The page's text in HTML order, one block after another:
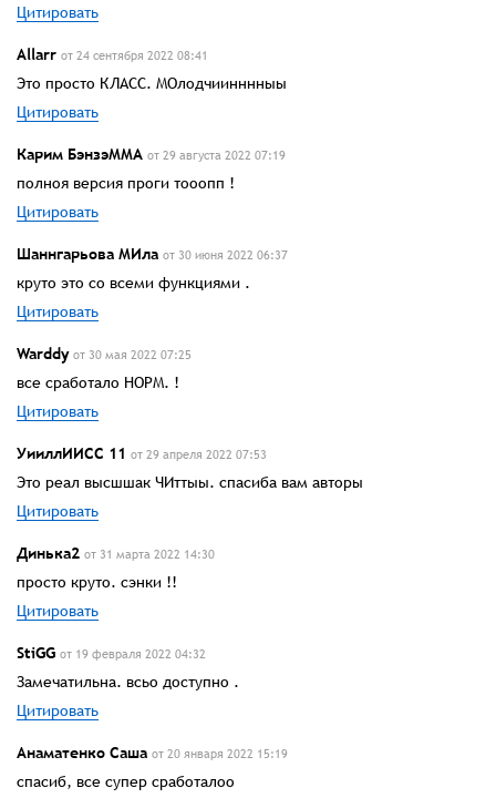
Цитировать
Allarr от 24 сентября 2022 08:41
Это просто КЛАСС. МОлодчиинннныы
Цитировать
Карим БэнзэММА от 29 августа 2022 07:19
полноя версия проги тооопп !
Цитировать
Шаннгарьова МИла от 30 июня 2022 06:37
круто это со всеми функциями .
Цитировать
Warddy от 30 мая 2022 07:25
все сработало НОРМ. !
Цитировать
УииллИИСС 11 от 29 апреля 2022 07:53
Это реал высшшак ЧИттыы. спасиба вам авторы
Цитировать
Динька2 от 31 марта 2022 14:30
просто круто. сэнки !!
Цитировать
StiGG от 19 февраля 2022 04:32
Замечатильна. всьо доступно .
Цитировать
Анаматенко Саша от 20 января 2022 15:19
спасиб, все супер сработалоо